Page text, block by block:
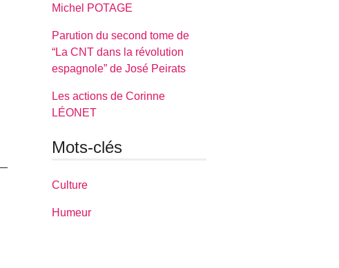
Michel POTAGE
Parution du second tome de
“La CNT dans la révolution
espagnole” de José Peirats
Les actions de Corinne
LÉONET
Mots-clés
Culture
Humeur